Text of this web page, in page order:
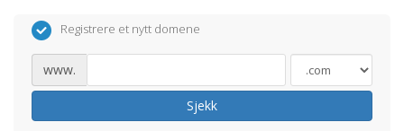
Registrere et nytt domene
www.
Sjekk